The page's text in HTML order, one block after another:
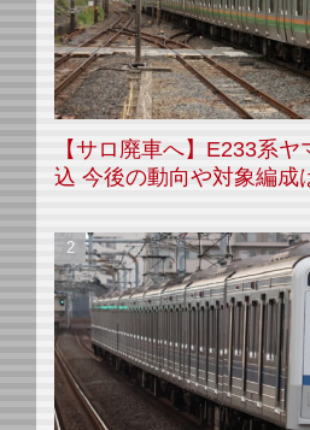
【サロ廃車へ】E233系
込 今後の動向や対象編成